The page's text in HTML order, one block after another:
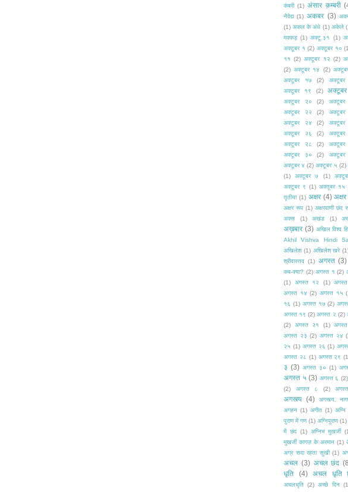
कंबरी (1) अंसार क़म्बरी
नैवेद्य (1) अकबर (3)
(1) अकल के अंधे (1) अकेले
मक्कड़ (1) अक्टू.३१ (1)
अक्टूबर १ (2) अक्टूबर १०
११ (2) अक्टूबर १२ (2)
(2) अक्टूबर १४ (2)
अक्टूबर १७
(2)
अक्टूबर १९
(2)
अक्टूबर २० (2)
अक्टूबर २२
(2)
अक्टूबर २४
(2)
अक्टूबर २६
(2)
अक्टूबर २८
(2)
अक्टूबर ३०
(2)
अक्टूबर ४ (2) अक्टूबर ५ (2)
(1)
अक्टूबर ७ (1)
अक्टूबर ९ (1) अक्तूबर १५
तृतीया (1) अक्षर (4)
अक्षर रूप (1) अक्षरवाणी छंद
अक्स
(1) अखंड (1)
अख़बार (3) अखिल विश्व
Akhil Vishva Hindi
अखिलेश (1) अखिलेश खरे
श्रीवास्तव (1) अगस्त (3)
कब-क्या? (2) अगस्त १ (2)
(1)
अगस्त १२ (1)
अगस्त १४ (2) अगस्त १५
१६ (1) अगस्त १७ (2)
अगस्त १९ (2) अगस्त २ (2)
(2)
अगस्त २१ (1)
अगस्त २३ (2) अगस्त २४
२५ (1) अगस्त २६ (1)
अगस्त २८ (1) अगस्त २९
३ (3) अगस्त ३० (1)
अगस्त ५ (3) अगस्त ६ (2)
(2)
अगस्त ८ (2)
अगस्त्य (4) अगस्त्य.
अगहन (1) अगीत (1) अग्नि
पुराण में गण (1) अग्निपुराण (1)
में छंद (1) अग्निभ मुखर्जी
मुखर्जी कागज़ के अरमान (1)
अग्र सदा रहता सुखी (1)
अचल (3) अचल छंद
धृति
(4) अचल धृति
अचलधृति (2) अच्छे दिन